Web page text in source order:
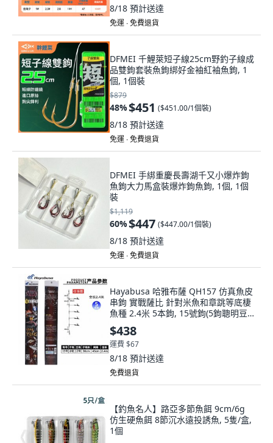
8/18 預計送達
免運 ∙ 免費退貨
DFMEI 千鯉萊短子線25cm野釣子線成
品雙鉤套裝魚鉤綁好金袖紅袖魚鉤, 1
個, 1個裝
$879
48%$451 ($451.00/1個裝)
8/18 預計送達
免運 ∙ 免費退貨
DFMEI 手綁重慶長壽湖千又小爆炸鉤
魚鉤大力馬盒裝爆炸鉤魚鉤, 1個, 1個
裝
$1,119
60%$447 ($447.00/1個裝)
8/18 預計送達
免運 ∙ 免費退貨
Hayabusa 哈雅布薩 QH157 仿真魚皮
串鉤 實戰薩比 針對米魚和章跳等底棲
魚種 2.4米 5本鉤, 15號鉤(5鉤聰明豆
款),QH-157, 1個
$438
運費 $67
8/18 預計送達
免費退貨
【釣魚名人】路亞多節魚餌 9cm/6g
仿生硬魚餌 8節沉水遠投誘魚, 5隻/盒,
1個